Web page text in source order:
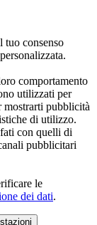
consenso
comportamento
utilizzati per
mostrarti pubblicità
di utilizzo.
con quelli di
pubblicitari
le
dei dati.